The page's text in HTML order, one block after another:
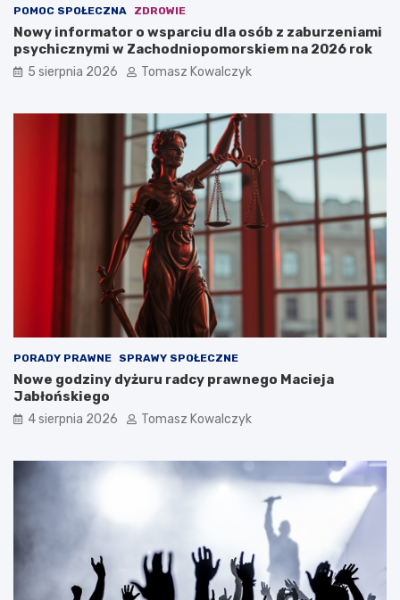
POMOC SPOŁECZNA ZDROWIE
Nowy informator o wsparciu dla osób z zaburzeniami
psychicznymi w Zachodniopomorskiem na 2026 rok
5 sierpnia 2026 Tomasz Kowalczyk
PORADY PRAWNE SPRAWY SPOŁECZNE
Nowe godziny dyżuru radcy prawnego Macieja
Jabłońskiego
4 sierpnia 2026 Tomasz Kowalczyk